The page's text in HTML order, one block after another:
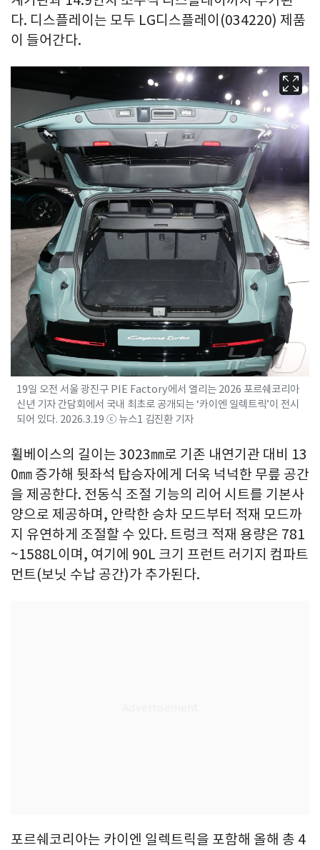
다. 디스플레이는 모두 LG디스플레이(034220) 제품
이 들어간다.
19일 오전 서울 광진구 PIE Factory에서 열리는 2026 포르쉐코리아
신년 기자 간담회에서 국내 최초로 공개되는 ‘카이엔 일렉트릭’이 전시
되어 있다. 2026.3.19 ⓒ 뉴스1 김진환 기자
휠베이스의 길이는 3023㎜로 기존 내연기관 대비 13
0㎜ 증가해 뒷좌석 탑승자에게 더욱 넉넉한 무릎 공간
을 제공한다. 전동식 조절 기능의 리어 시트를 기본사
양으로 제공하며, 안락한 승차 모드부터 적재 모드까
지 유연하게 조절할 수 있다. 트렁크 적재 용량은 781
~1588L이며, 여기에 90L 크기 프런트 러기지 컴파트
먼트(보닛 수납 공간)가 추가된다.
포르쉐코리아는 카이엔 일렉트릭을 포함해 올해 총 4